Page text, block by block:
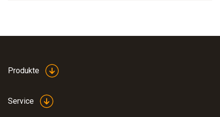
Produkte
Service